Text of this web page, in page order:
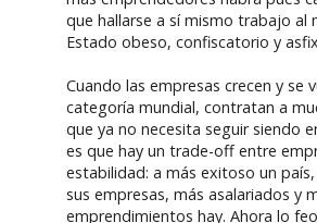
que hallarse a sí mismo trabajo al
Estado obeso, confiscatorio y
Cuando las empresas crecen y se
categoría mundial, contratan a
que ya no necesita seguir siendo
es que hay un trade-off entre
estabilidad: a más exitoso un
sus empresas, más asalariados y
emprendimientos hay. Ahora lo